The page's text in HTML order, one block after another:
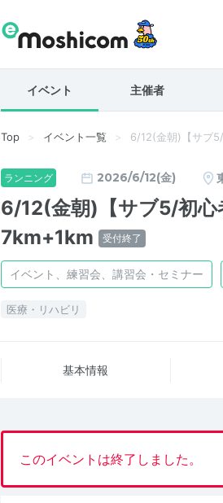
イベント 主催者
Top イベント一覧 6/12(金朝)【サブ
ランニング 2026/6/12(金)
6/12(金朝)【サブ5/初心
7km+1km
受付終了
イベント、練習会、講習会・セミナー
医療・リハビリ
基本情報
このイベントは終了しました。